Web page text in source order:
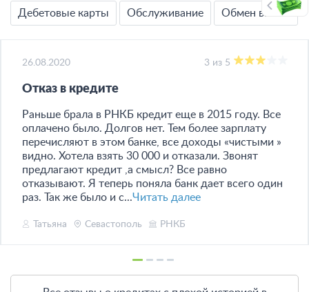
Дебетовые карты Обслуживание Обмен валют
26.08.2020 3 из 5
Отказ в кредите
Раньше брала в РНКБ кредит еще в 2015 году. Все
оплачено было. Долгов нет. Тем более зарплату
перечисляют в этом банке, все доходы «чистыми »
видно. Хотела взять 30 000 и отказали. Звонят
предлагают кредит ,а смысл? Все равно
отказывают. Я теперь поняла банк дает всего один
раз. Так же было и с...Читать далее
Татьяна Севастополь РНКБ